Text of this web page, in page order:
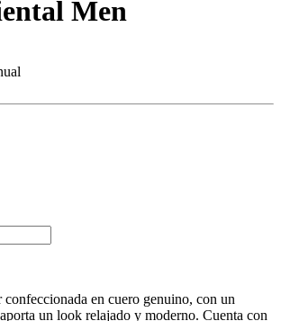
Men
en cuero genuino, con un
un look relajado y moderno. Cuenta con